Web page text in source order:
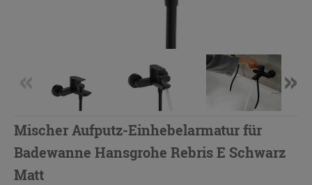
Mischer Aufputz-Einhebelarmatur für
Badewanne Hansgrohe Rebris E Schwarz
Matt